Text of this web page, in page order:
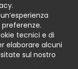
tecnici e di
elaborare alcuni
sul nostro